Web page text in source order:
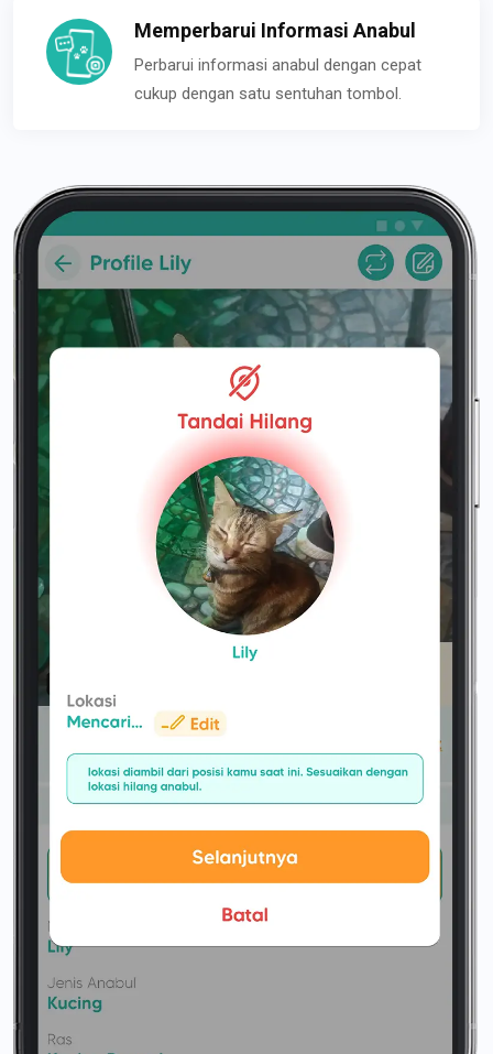
Memperbarui Informasi Anabul
Perbarui informasi anabul dengan cepat
cukup dengan satu sentuhan tombol.